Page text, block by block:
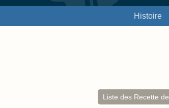
Histoire
Liste des Recette